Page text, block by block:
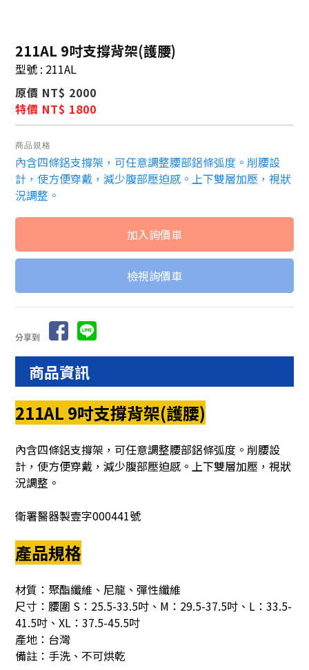
211AL 9吋支撐背架(護腰)
型號 : 211AL
原價 NT$ 2000
特價 NT$ 1800
商品規格
內含四條鋁支撐架，可任意調整腰部鋁條弧度。削腰設
計，使方便穿戴，減少腹部壓迫感。上下雙層加壓，視狀
況調整。
檢視詢價車
分享到
商品資訊
211AL 9吋支撐背架(護腰)
內含四條鋁支撐架，可任意調整腰部鋁條弧度。削腰設
計，使方便穿戴，減少腹部壓迫感。上下雙層加壓，視狀
況調整。
衛署醫器製壹字000441號
產品規格
材質：聚酯纖維、尼龍、彈性纖維
尺寸：腰圍 S：25.5-33.5吋、M：29.5-37.5吋、L：33.5-
41.5吋、XL：37.5-45.5吋
產地：台灣
備註：手洗、不可烘乾